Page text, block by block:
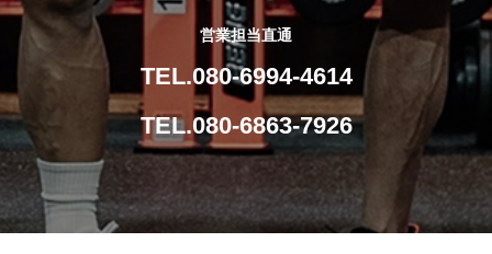
営業担当直通
TEL.080-6994-4614
TEL.080-6863-7926